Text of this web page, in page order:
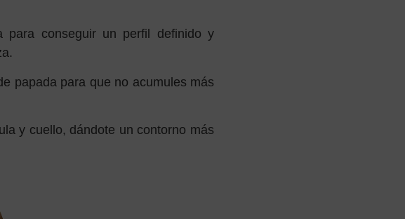
para conseguir un perfil definido y
papada para que no acumules más
y cuello, dándote un contorno más